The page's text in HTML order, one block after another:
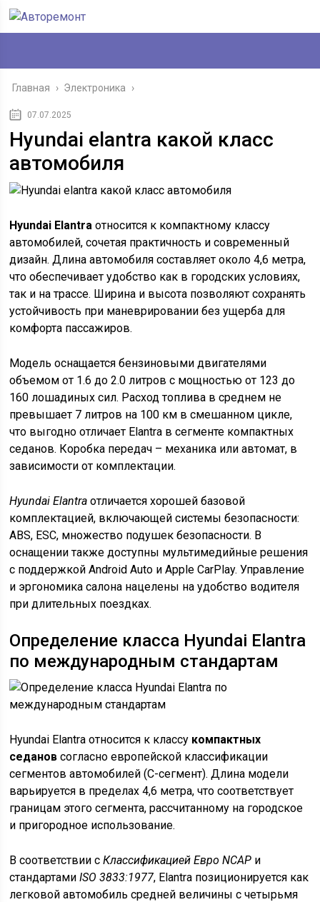
Главная › Электроника ›
07.07.2025
Hyundai elantra какой класс
автомобиля
Hyundai Elantra относится к компактному классу
автомобилей, сочетая практичность и современный
дизайн. Длина автомобиля составляет около 4,6 метра,
что обеспечивает удобство как в городских условиях,
так и на трассе. Ширина и высота позволяют сохранять
устойчивость при маневрировании без ущерба для
комфорта пассажиров.
Модель оснащается бензиновыми двигателями
объемом от 1.6 до 2.0 литров с мощностью от 123 до
160 лошадиных сил. Расход топлива в среднем не
превышает 7 литров на 100 км в смешанном цикле,
что выгодно отличает Elantra в сегменте компактных
седанов. Коробка передач – механика или автомат, в
зависимости от комплектации.
Hyundai Elantra отличается хорошей базовой
комплектацией, включающей системы безопасности:
ABS, ESC, множество подушек безопасности. В
оснащении также доступны мультимедийные решения
с поддержкой Android Auto и Apple CarPlay. Управление
и эргономика салона нацелены на удобство водителя
при длительных поездках.
Определение класса Hyundai Elantra
по международным стандартам
Hyundai Elantra относится к классу компактных
седанов согласно европейской классификации
сегментов автомобилей (C-сегмент). Длина модели
варьируется в пределах 4,6 метра, что соответствует
границам этого сегмента, рассчитанному на городское
и пригородное использование.
В соответствии сКлассификацией Евро NCAP и
стандартамиISO 3833:1977, Elantra позиционируется как
легковой автомобиль средней величины с четырьмя